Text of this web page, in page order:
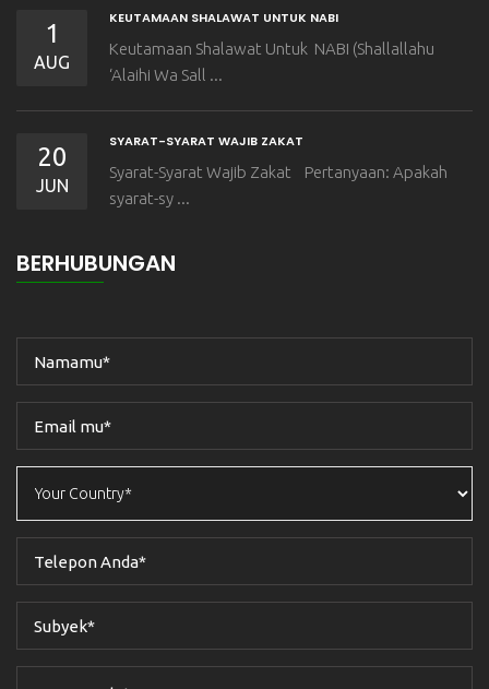
1
AUG
KEUTAMAAN SHALAWAT UNTUK NABI
Keutamaan Shalawat Untuk NABI (Shallallahu
‘Alaihi Wa Sall ...
20
JUN
SYARAT-SYARAT WAJIB ZAKAT
Syarat-Syarat Wajib Zakat Pertanyaan: Apakah
syarat-sy ...
BERHUBUNGAN